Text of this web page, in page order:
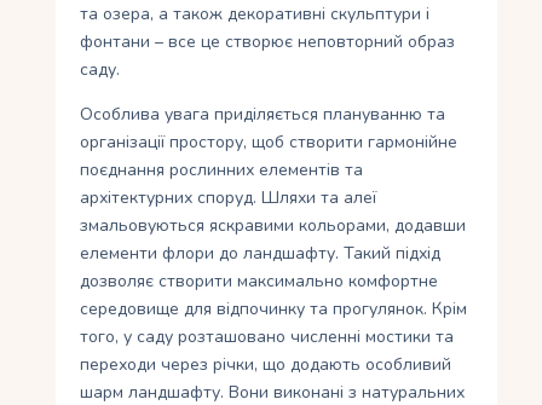
та озера, а також декоративні скульптури і
фонтани – все це створює неповторний образ
саду.
Особлива увага приділяється плануванню та
організації простору, щоб створити гармонійне
поєднання рослинних елементів та
архітектурних споруд. Шляхи та алеї
змальовуються яскравими кольорами, додавши
елементи флори до ландшафту. Такий підхід
дозволяє створити максимально комфортне
середовище для відпочинку та прогулянок. Крім
того, у саду розташовано численні мостики та
переходи через річки, що додають особливий
шарм ландшафту. Вони виконані з натуральних